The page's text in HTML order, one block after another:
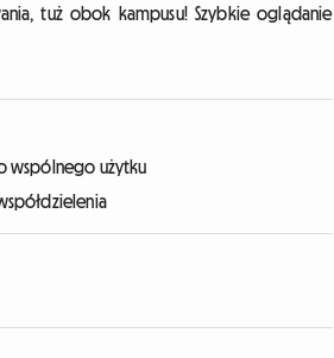
tuż obok kampusu! Szybkie oglądanie
wspólnego użytku